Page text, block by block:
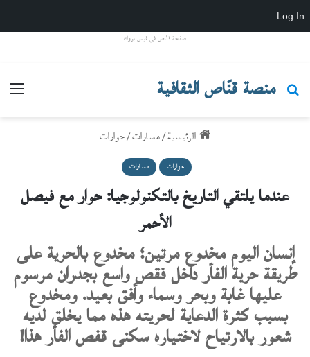
Log In
صفحة قنّاص في فيس بووك
منصة قنّاص الثقافية
بحث عن
الرئيسية/مسارات/حوارات
حوارات مسارات
عندما يلتقي التاريخ بالتكنولوجيا: حوار مع فيصل
الأحمر
إنسان اليوم مخدوع مرتين؛ مخدوع بالحرية على
طريقة حرية الفأر داخل فقص واسع بجدران مرسوم
عليها غابة وبحر وسماء وأفق بعيد. ومخدوع
بسبب كثرة الدعاية لحريته هذه مما يخلق لديه
شعور بالارتياح لاختياره سكنى قفص الفأر هذا!